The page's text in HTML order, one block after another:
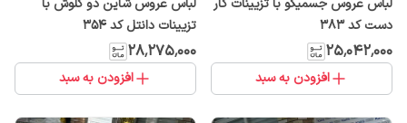
دست کد 383
۲۵٬۰۴۲٬۰۰۰
افزودن به سبد
تزیینات دانتل کد ۳۵۴
۲۸٬۲۷۵٬۰۰۰
افزودن به سبد